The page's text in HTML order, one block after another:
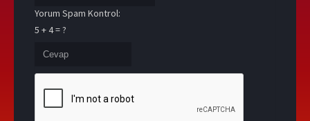
Yorum Spam Kontrol:
5 + 4 = ?